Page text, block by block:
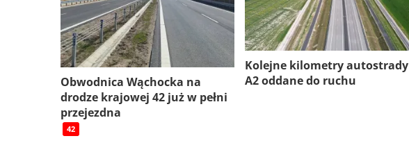
Obwodnica Wąchocka na
drodze krajowej 42 już w pełni
przejezdna
42
Kolejne kilometry autostrady
A2 oddane do ruchu